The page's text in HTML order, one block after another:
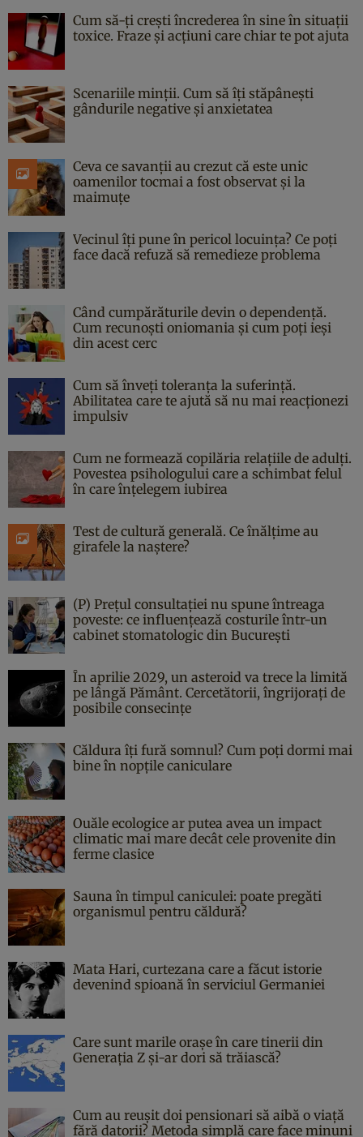
Cum să-ți crești încrederea în sine în situații
toxice. Fraze și acțiuni care chiar te pot ajuta
Scenariile minții. Cum să îți stăpânești
gândurile negative și anxietatea
Ceva ce savanții au crezut că este unic
oamenilor tocmai a fost observat și la
maimuțe
Vecinul îți pune în pericol locuința? Ce poți
face dacă refuză să remedieze problema
Când cumpărăturile devin o dependență.
Cum recunoști oniomania și cum poți ieși
din acest cerc
Cum să înveți toleranța la suferință.
Abilitatea care te ajută să nu mai reacționezi
impulsiv
Cum ne formează copilăria relațiile de adulți.
Povestea psihologului care a schimbat felul
în care înțelegem iubirea
Test de cultură generală. Ce înălțime au
girafele la naștere?
(P) Prețul consultației nu spune întreaga
poveste: ce influențează costurile într-un
cabinet stomatologic din București
În aprilie 2029, un asteroid va trece la limită
pe lângă Pământ. Cercetătorii, îngrijorați de
posibile consecințe
Căldura îți fură somnul? Cum poți dormi mai
bine în nopțile caniculare
Ouăle ecologice ar putea avea un impact
climatic mai mare decât cele provenite din
ferme clasice
Sauna în timpul caniculei: poate pregăti
organismul pentru căldură?
Mata Hari, curtezana care a făcut istorie
devenind spioană în serviciul Germaniei
Care sunt marile orașe în care tinerii din
Generația Z și-ar dori să trăiască?
Cum au reușit doi pensionari să aibă o viață
fără datorii? Metoda simplă care face minuni